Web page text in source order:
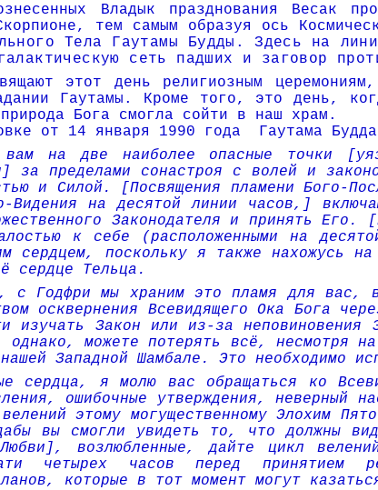
Владык празднования Весак
тем самым образуя ось
Тела Гаутамы Будды. Здесь на
сеть падших и заговор
этот день рели­гиозным
Гаутамы. Кроме того, это день,
Бога смогла сойти в наш храм.
от 14 января 1990 года
Гаутама Будда
вам на две наиболее опасные точки
за пределами сонастроя с волей и
и Силой. [Посвящения пламени Бого-
Видения на десятой линии часов,]
Законодателя и принять Его.
к себе (расположенными на
сердцем, поскольку я также нахожусь
сердце Тельца.
с Годфри мы храним это пламя для вас,
осквернения Всевидящего Ока Бога
изучать Закон или из-за
можете потерять всё, несмотря
Западной Шамбале. Это необходимо
сердца, я молю вас обращаться ко
ошибочные утверждения, неверный
этому могущественному Элохим
вы смогли увидеть то, что должны
возлюбленные, дайте цикл
четырех часов перед принятием
которые в тот момент могут